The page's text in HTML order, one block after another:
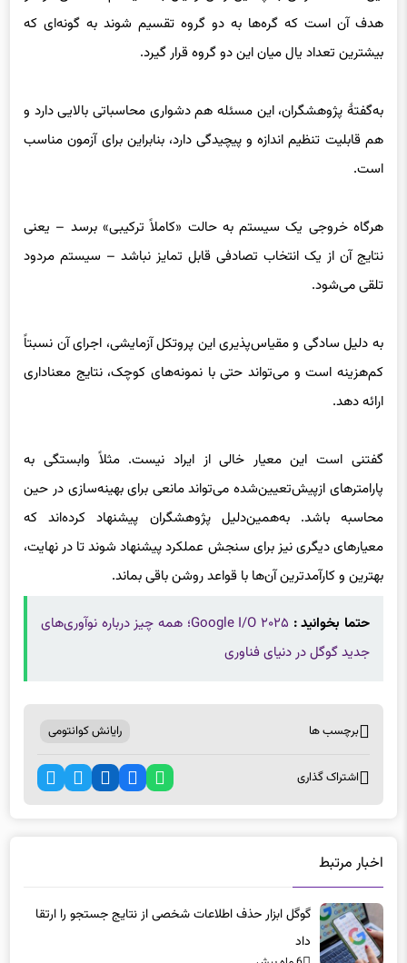
هدف آن است که گره‌ها به دو گروه تقسیم شوند به گونه‌ای که
بیشترین تعداد یال میان این دو گروه قرار گیرد.
به‌گفتهٔ پژوهشگران، این مسئله هم دشواری محاسباتی بالایی دارد و
هم قابلیت تنظیم اندازه و پیچیدگی دارد، بنابراین برای آزمون مناسب
است.
هرگاه خروجی یک سیستم به حالت «کاملاً ترکیبی» برسد – یعنی
نتایج آن از یک انتخاب تصادفی قابل تمایز نباشد – سیستم مردود
تلقی می‌شود.
به دلیل سادگی و مقیاس‌پذیری این پروتکل آزمایشی، اجرای آن نسبتاً
کم‌هزینه است و می‌تواند حتی با نمونه‌های کوچک، نتایج معناداری
ارائه دهد.
گفتنی است این معیار خالی از ایراد نیست. مثلاً وابستگی به
پارامترهای ازپیش‌تعیین‌شده می‌تواند مانعی برای بهینه‌سازی در حین
محاسبه باشد. به‌همین‌دلیل پژوهشگران پیشنهاد کرده‌اند که
معیارهای دیگری نیز برای سنجش عملکرد پیشنهاد شوند تا در نهایت،
بهترین و کارآمدترین آن‌ها با قواعد روشن باقی بماند.
حتما بخوانید :
Google I/O ۲۰۲۵؛ همه چیز درباره نوآوری‌های
جدید گوگل در دنیای فناوری
برچسب ها رایانش کوانتومی
اشتراک گذاری
اخبار مرتبط
گوگل ابزار حذف اطلاعات شخصی از نتایج جستجو را ارتقا
داد